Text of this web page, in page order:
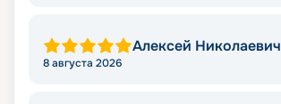
Алексей Николаевич
8 августа 2026